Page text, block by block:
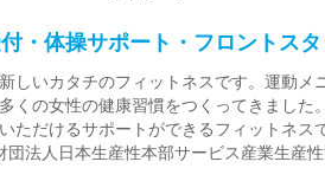
・体操サポート・フロントス
いカタチのフィットネスです。運動
の女性の健康習慣をつくってきました。
だけるサポートができるフィットネ
法人日本生産性本部サービス産業生産